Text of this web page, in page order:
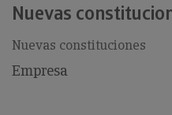
Nuevas
Nuevas constituciones
Empresa